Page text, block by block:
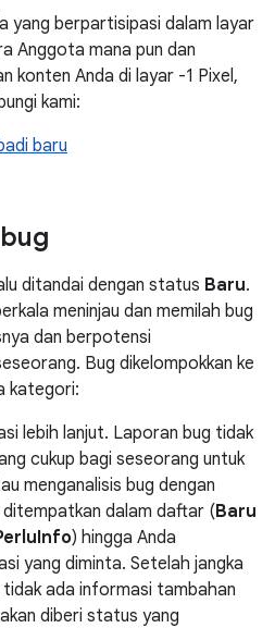
yang berpartisipasi dalam layar
Anggota mana pun dan
konten Anda di layar -1 Pixel,
kami:
baru
ditandai dengan status Baru.
meninjau dan memilah bug
dan berpotensi
Bug dikelompokkan ke
kategori:
lebih lanjut. Laporan bug tidak
cukup bagi seseorang untuk
menganalisis bug dengan
dalam daftar (Baru
) hingga Anda
yang diminta. Setelah jangka
ada informasi tambahan
diberi status yang